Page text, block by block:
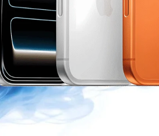
bajo tu